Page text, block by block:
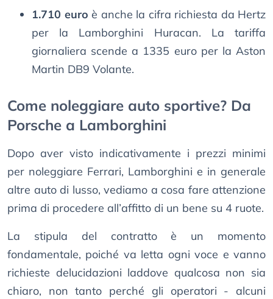
1.710 euro è anche la cifra richiesta da Hertz
per la Lamborghini Huracan. La tariffa
giornaliera scende a 1335 euro per la Aston
Martin DB9 Volante.
Come noleggiare auto sportive? Da
Porsche a Lamborghini
Dopo aver visto indicativamente i prezzi minimi
per noleggiare Ferrari, Lamborghini e in generale
altre auto di lusso, vediamo a cosa fare attenzione
prima di procedere all’affitto di un bene su 4 ruote.
La stipula del contratto è un momento
fondamentale, poiché va letta ogni voce e vanno
richieste delucidazioni laddove qualcosa non sia
chiaro, non tanto perché gli operatori - alcuni